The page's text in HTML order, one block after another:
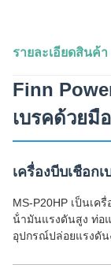
รายละเอียดสินค้า
Finn
เบรคด้วยมือ
เครื่องบีบเชือก
MS-P20HP เป็นเค
น้ํามันแรงดันสูง ท่อ
อุปกรณ์ปล่อยแรงดัน